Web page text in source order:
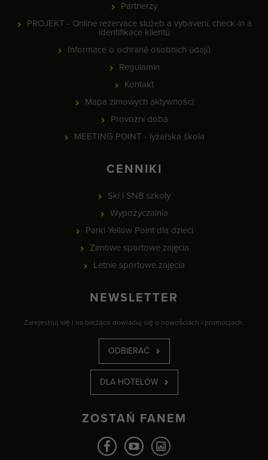
Partnerzy
PROJEKT - Online rezervace služeb a vybavení, check-in a
identifikace klientů
Informace o ochraně osobních údajů
Regulamin
Kontakt
Mapa zimowych aktywności
Provozní doba
MEETING POINT - lyžařská škola
CENNIKI
Ski i SNB szkoły
Wypożyczalnia
Parki Yellow Point dla dzieci
Zimowe sportowe zajęcia
Letnie sportowe zajęcia
NEWSLETTER
Zarejestruj się i na bieżąco dowiaduj się o nowościach i promocjach.
ODBIERAĆ
DLA HOTELÓW
ZOSTAŃ FANEM